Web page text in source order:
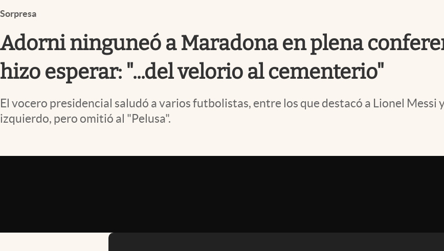
Clima
Mundial 2026
Eventos Corporativos
El Cronista Studio
Mediakit
Sorpresa
Adorni ninguneó a Maradona en plena
hizo esperar: "...del velorio al cementerio"
El vocero presidencial saludó a varios futbolistas, entre los que destacó a Lionel Messi
izquierdo, pero omitió al "Pelusa".